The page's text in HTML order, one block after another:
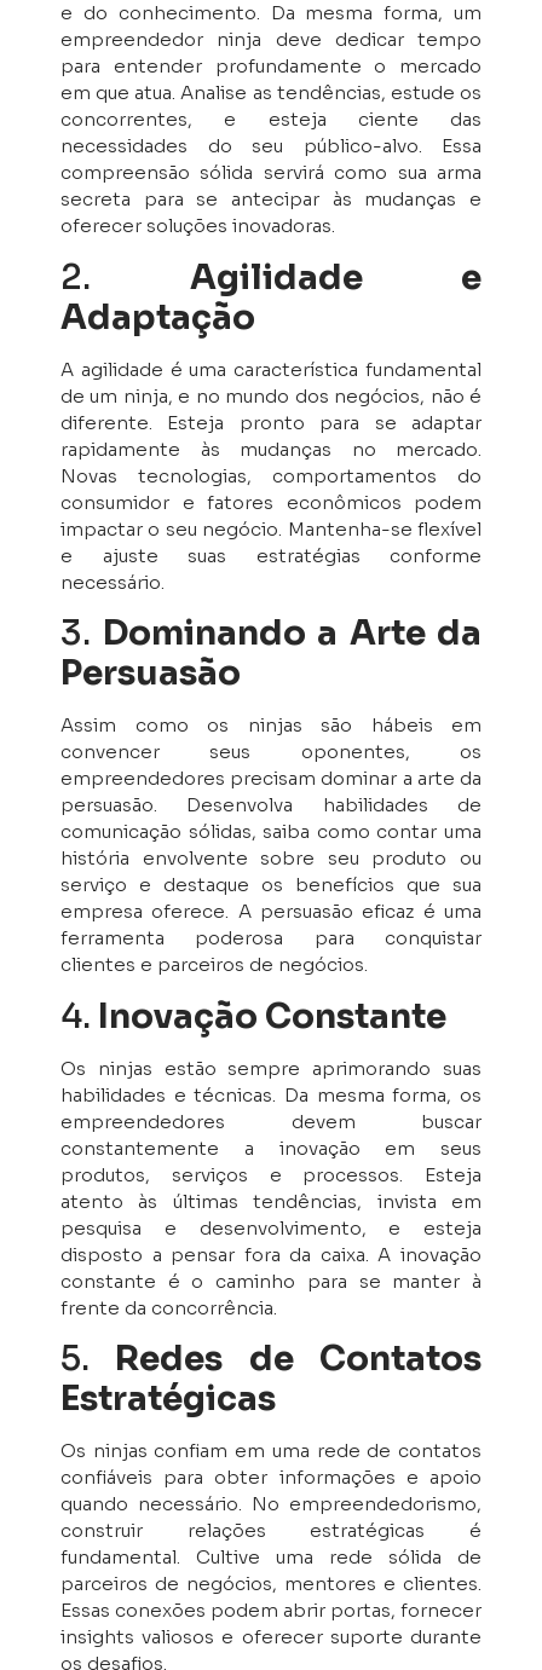
e do conhecimento. Da mesma forma, um
empreendedor ninja deve dedicar tempo
para entender profundamente o mercado
em que atua. Analise as tendências, estude os
concorrentes, e esteja ciente das
necessidades do seu público-alvo. Essa
compreensão sólida servirá como sua arma
secreta para se antecipar às mudanças e
oferecer soluções inovadoras.
2. Agilidade e
Adaptação
A agilidade é uma característica fundamental
de um ninja, e no mundo dos negócios, não é
diferente. Esteja pronto para se adaptar
rapidamente às mudanças no mercado.
Novas tecnologias, comportamentos do
consumidor e fatores econômicos podem
impactar o seu negócio. Mantenha-se flexível
e ajuste suas estratégias conforme
necessário.
3. Dominando a Arte da
Persuasão
Assim como os ninjas são hábeis em
convencer seus oponentes, os
empreendedores precisam dominar a arte da
persuasão. Desenvolva habilidades de
comunicação sólidas, saiba como contar uma
história envolvente sobre seu produto ou
serviço e destaque os benefícios que sua
empresa oferece. A persuasão eficaz é uma
ferramenta poderosa para conquistar
clientes e parceiros de negócios.
4. Inovação Constante
Os ninjas estão sempre aprimorando suas
habilidades e técnicas. Da mesma forma, os
empreendedores devem buscar
constantemente a inovação em seus
produtos, serviços e processos. Esteja
atento às últimas tendências, invista em
pesquisa e desenvolvimento, e esteja
disposto a pensar fora da caixa. A inovação
constante é o caminho para se manter à
frente da concorrência.
5. Redes de Contatos
Estratégicas
Os ninjas confiam em uma rede de contatos
confiáveis para obter informações e apoio
quando necessário. No empreendedorismo,
construir relações estratégicas é
fundamental. Cultive uma rede sólida de
parceiros de negócios, mentores e clientes.
Essas conexões podem abrir portas, fornecer
insights valiosos e oferecer suporte durante
os desafios.